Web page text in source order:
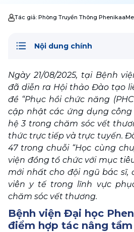
Tác giả: Phòng Truyền Thông
Nội dung chính
Ngày 21/08/2025, tại Bệnh
đã diễn ra Hội thảo Đào tạo
đề “Phục hồi chức năng
cập nhật các ứng dụng
hệ 3 trong chăm sóc vết
thức trực tiếp và trực tuyến.
47 trong chuỗi “Học cùng
viện đồng tổ chức với mục
mới nhất cho đội ngũ bác sĩ,
viên y tế trong lĩnh vực
chăm sóc vết thương.
Bệnh viện Đại học
điểm hợp tác nâng